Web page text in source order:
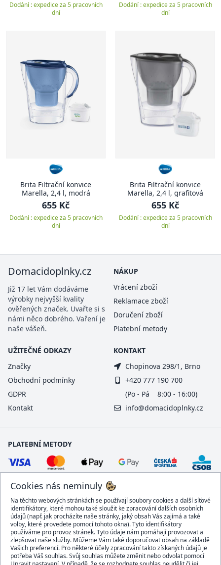
Dodání : expedice za 5 pracovních
dní
Dodání : expedice za 5 pracovních
dní
Brita Filtrační konvice
Marella, 2,4 l, modrá
655 Kč
Dodání : expedice za 5 pracovních
dní
Brita Filtrační konvice
Marella, 2,4 l, grafitová
655 Kč
Dodání : expedice za 5 pracovních
dní
Cookies nás neminuly
Na těchto webových stránkách se používají soubory cookies a další síťové
identifikátory, které mohou také sloužit ke zpracování dalších osobních
údajů (např. jak procházíte naše stránky, jaký obsah Vás zajímá a také
volby, které provedete pomocí tohoto okna). Tyto identifikátory
používáme pro provoz stránek. Tyto údaje nám pomáhají provozovat a
zlepšovat naše služby. Můžeme Vám také doporučovat obsah na základě
Vašich preferencí. Pro některé účely zpracování takto získaných údajů je
potřeba Váš souhlas. Svůj souhlas můžete změnit nebo odvolat pomocí
Domacidoplnky.cz
Již 17 let Vám dodáváme
výrobky nejvyšší kvality
ověřených značek. Uvařte si s
námi něco dobrého. Vaření je
naše vášeň.
NÁKUP
Vrácení zboží
Reklamace zboží
Doručení zboží
Platební metody
UŽITEČNÉ ODKAZY
Značky
Obchodní podmínky
GDPR
Kontakt
KONTAKT
Chopinova 298/1, Brno
+420 777 190 700
(Po - Pá 8:00 - 16:00)
info@domacidoplnky.cz
PLATEBNÍ METODY
DOPRAVCI